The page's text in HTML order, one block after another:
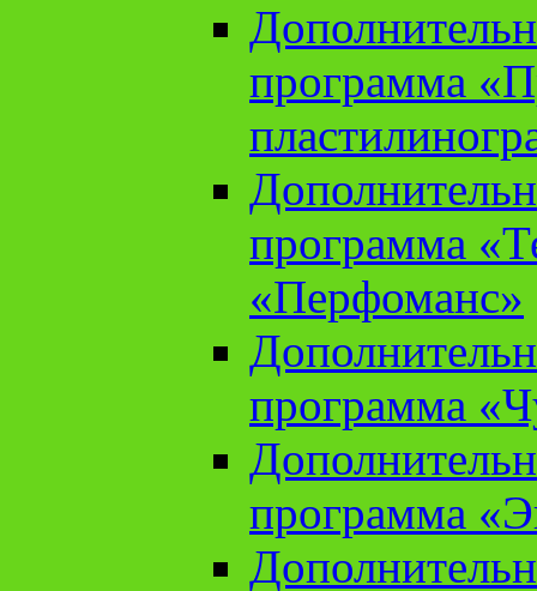
программа
программа
«Перфоманс»
программа
программа